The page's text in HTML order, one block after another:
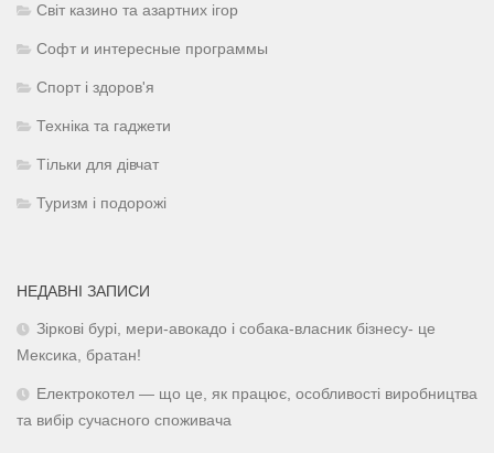
Світ казино та азартних ігор
Софт и интересные программы
Спорт і здоров'я
Техніка та гаджети
Тільки для дівчат
Туризм і подорожі
НЕДАВНІ ЗАПИСИ
Зіркові бурі, мери-авокадо і собака-власник бізнесу- це
Мексика, братан!
Електрокотел — що це, як працює, особливості виробництва
та вибір сучасного споживача